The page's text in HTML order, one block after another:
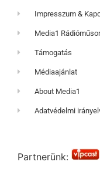
Impresszum &
Media1
Támogatás
Médiaajánlat
About Media1
Adatvédelmi
Partnerünk: